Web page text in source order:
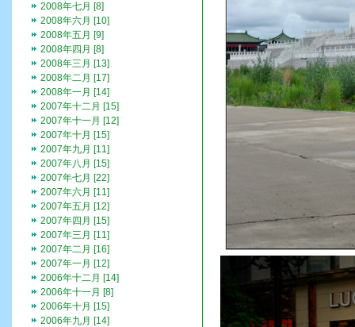
2008年七月 [8]
2008年六月 [10]
2008年五月 [9]
2008年四月 [8]
2008年三月 [13]
2008年二月 [17]
2008年一月 [14]
2007年十二月 [15]
2007年十一月 [12]
2007年十月 [15]
2007年九月 [11]
2007年八月 [15]
2007年七月 [22]
2007年六月 [11]
2007年五月 [12]
2007年四月 [15]
2007年三月 [11]
2007年二月 [16]
2007年一月 [12]
2006年十二月 [14]
2006年十一月 [8]
2006年十月 [15]
2006年九月 [14]